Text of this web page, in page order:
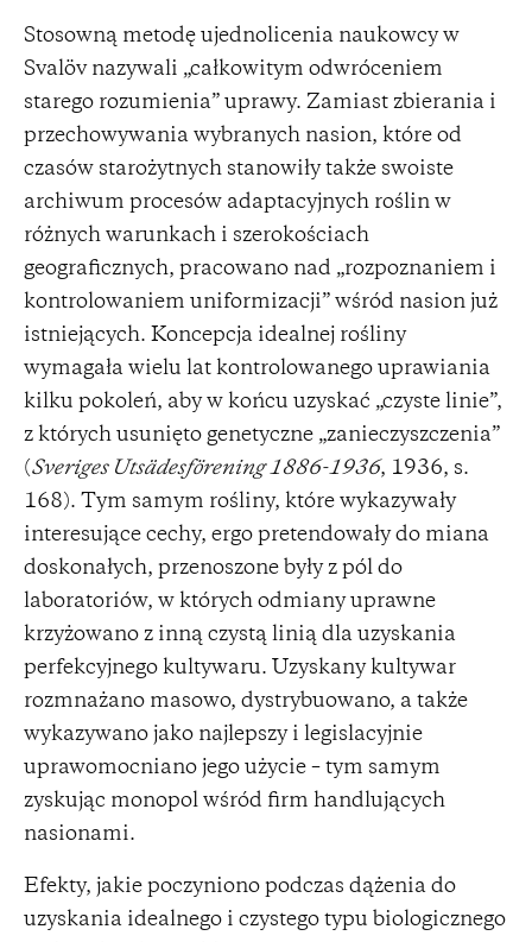
Stosowną metodę ujednolicenia naukowcy w
Svalöv nazywali „całkowitym odwróceniem
starego rozumienia” uprawy. Zamiast zbierania i
przechowywania wybranych nasion, które od
czasów starożytnych stanowiły także swoiste
archiwum procesów adaptacyjnych roślin w
różnych warunkach i szerokościach
geograficznych, pracowano nad „rozpoznaniem i
kontrolowaniem uniformizacji” wśród nasion już
istniejących. Koncepcja idealnej rośliny
wymagała wielu lat kontrolowanego uprawiania
kilku pokoleń, aby w końcu uzyskać „czyste linie”,
z których usunięto genetyczne „zanieczyszczenia”
(Sveriges Utsädesförening 1886-1936, 1936, s.
168). Tym samym rośliny, które wykazywały
interesujące cechy, ergo pretendowały do miana
doskonałych, przenoszone były z pól do
laboratoriów, w których odmiany uprawne
krzyżowano z inną czystą linią dla uzyskania
perfekcyjnego kultywaru. Uzyskany kultywar
rozmnażano masowo, dystrybuowano, a także
wykazywano jako najlepszy i legislacyjnie
uprawomocniano jego użycie – tym samym
zyskując monopol wśród firm handlujących
nasionami.
Efekty, jakie poczyniono podczas dążenia do
uzyskania idealnego i czystego typu biologicznego